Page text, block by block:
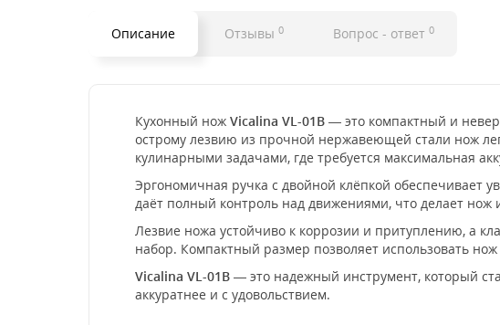
Описание Отзывы 0 Вопрос - ответ 0
Кухонный нож Vicalina VL-01B — это компактный и
острому лезвию из прочной нержавеющей стали нож
кулинарными задачами, где требуется максимальная
Эргономичная ручка с двойной клёпкой обеспечивает
даёт полный контроль над движениями, что делает
Лезвие ножа устойчиво к коррозии и притуплению, а
набор. Компактный размер позволяет использовать
Vicalina VL-01B — это надежный инструмент, который
аккуратнее и с удовольствием.